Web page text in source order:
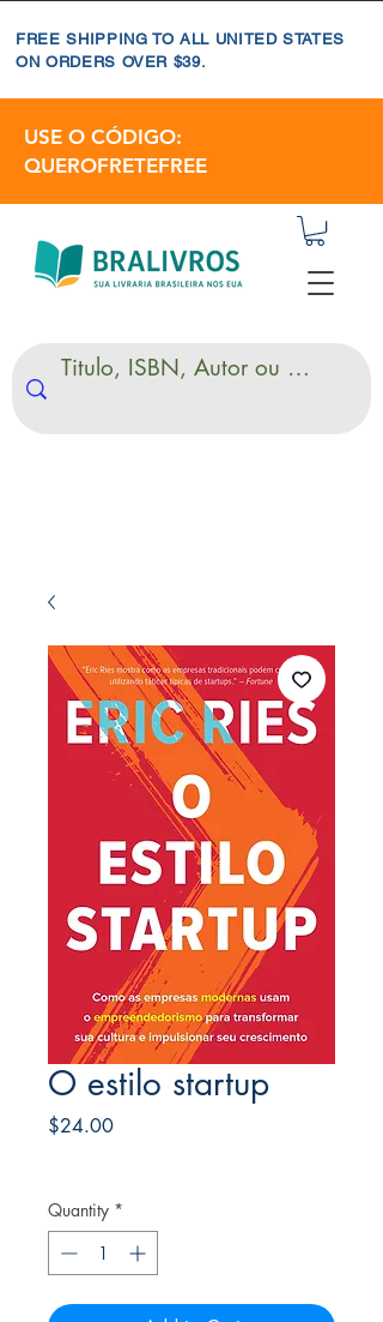
FREE SHIPPING TO ALL UNITED STATES
ON ORDERS OVER $39.
USE O CÓDIGO:
QUEROFRETEFREE
O estilo startup
$24.00Price
Quantity *